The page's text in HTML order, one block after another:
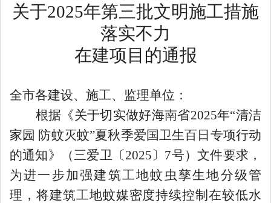
关于2025年第三批文明施工措施
落实不力
在建项目的通报
全市各建设、施工、监理单位：
根据《关于切实做好海南省2025年“清洁
家园 防蚊灭蚊”夏秋季爱国卫生百日专项行动
的通知》（三爱卫
〔2025〕 7号）文件要求，
为进一步加强建筑工地蚊虫孳生地分级管
理，将建筑工地蚊媒密度持续控制在较低水